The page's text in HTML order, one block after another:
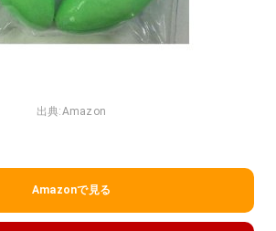
出典:Amazon
Amazonで見る